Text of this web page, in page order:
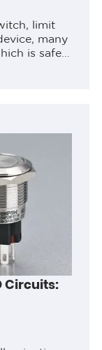
limit
many
is safer,
Circuits: